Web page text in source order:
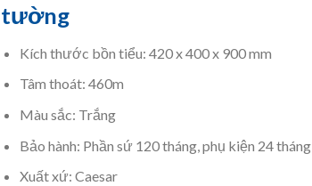
tường
Kích thước bồn tiểu: 420 x 400 x 900 mm
Tâm thoát: 460m
Màu sắc: Trắng
Bảo hành: Phần sứ 120 tháng, phụ kiện 24 tháng
Xuất xứ: Caesar